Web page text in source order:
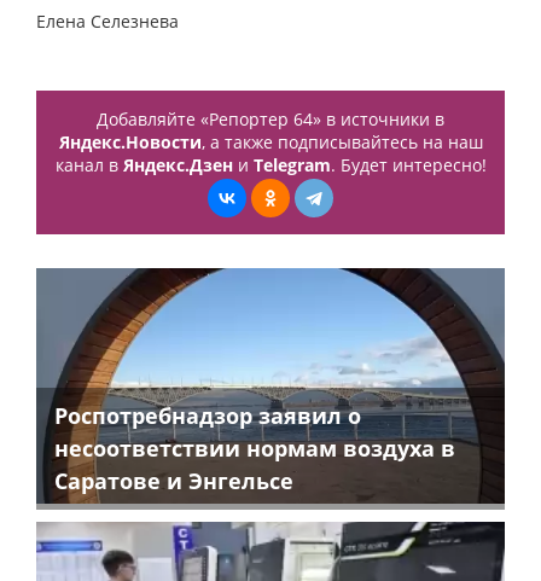
Елена Селезнева
Добавляйте «Репортер 64» в источники в
Яндекс.Новости, а также подписывайтесь на наш
канал в Яндекс.Дзени Telegram. Будет интересно!
Роспотребнадзор заявил о
несоответствии нормам воздуха в
Саратове и Энгельсе